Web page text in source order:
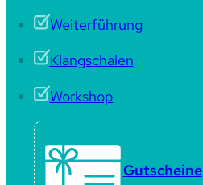
Weiterführung
Klangschalen
Workshop
Gutscheine